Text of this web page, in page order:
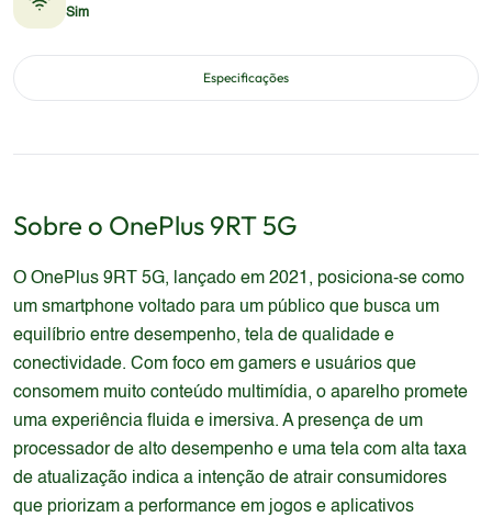
Sim
Especificações
Sobre o OnePlus 9RT 5G
O OnePlus 9RT 5G, lançado em 2021, posiciona-se como
um smartphone voltado para um público que busca um
equilíbrio entre desempenho, tela de qualidade e
conectividade. Com foco em gamers e usuários que
consomem muito conteúdo multimídia, o aparelho promete
uma experiência fluida e imersiva. A presença de um
processador de alto desempenho e uma tela com alta taxa
de atualização indica a intenção de atrair consumidores
que priorizam a performance em jogos e aplicativos